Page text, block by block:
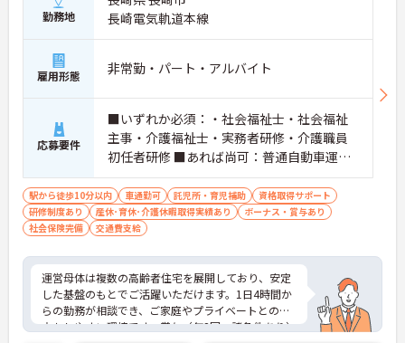
勤務地
長崎電気軌道本線
雇用形態 非常勤・パート・アルバイト
応募要件
■いずれか必須：・社会福祉士・社会福祉
主事・介護福祉士・実務者研修・介護職員
初任者研修 ■あれば尚可：普通自動車運転
免許（AT限定可）
駅から徒歩10分以内 車通勤可 託児所・育児補助
資格取得サポート
研修制度あり
産休･育休･介護休暇取得実績あり
ボーナス・賞与あり
社会保険完備
交通費支給
運営母体は複数の高齢者住宅を展開しており、安定
した基盤のもとでご活躍いただけます。1日4時間か
らの勤務が相談でき、ご家庭やプライベートとの両
立もしやすい環境です。賞与（年2回、諸条件あり）